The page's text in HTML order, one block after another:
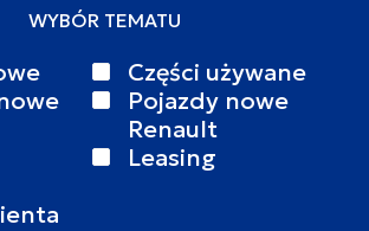
WYBÓR TEMATU
Części używane
Pojazdy nowe
Renault
Leasing